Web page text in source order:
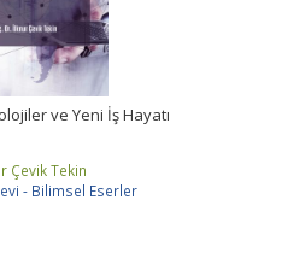
ve Yeni İş Hayatı
Çevik Tekin
- Bilimsel Eserler